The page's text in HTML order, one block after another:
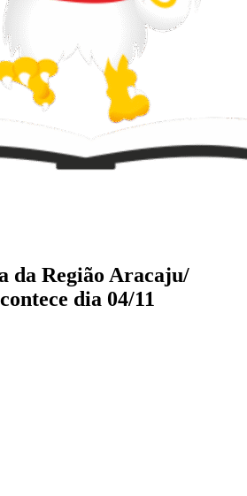
da Região Aracaju/
dia 04/11